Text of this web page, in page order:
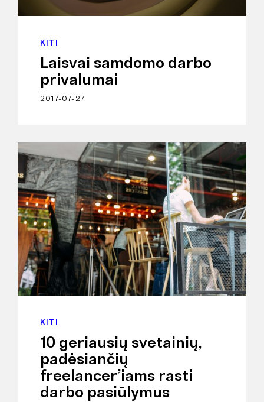
KITI
Laisvai samdomo darbo
privalumai
2017-07-27
KITI
10 geriausių svetainių,
padėsiančių
freelancer’iams rasti
darbo pasiūlymus